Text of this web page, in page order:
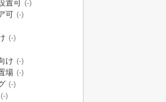
置可 (-)
可 (-)
(-)
け (-)
場 (-)
(-)
(-)